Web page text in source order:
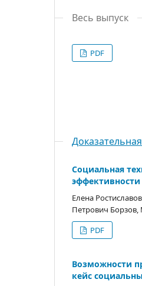
Весь выпуск
PDF
Социальная
эффективности
Елена
Петрович
PDF
Возможности
кейс